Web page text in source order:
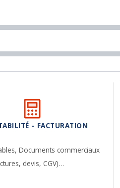
- FACTURATION
Documents commerciaux
devis, CGV)…